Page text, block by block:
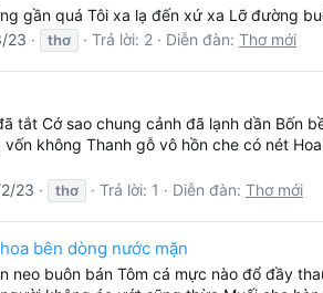
gần quá Tôi xa lạ đến xứ xa Lỡ đường
23 thơ Trả lời: 2 Diễn đàn: Thơ mới
tắt Cớ sao chung cảnh đã lạnh dần Bốn
vốn không Thanh gỗ vô hồn che có nét
23 thơ Trả lời: 1 Diễn đàn: Thơ mới
bên dòng nước mặn
neo buôn bán Tôm cá mực nào đổ đầy